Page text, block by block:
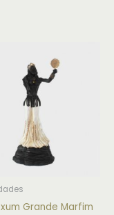
Grande Marfim